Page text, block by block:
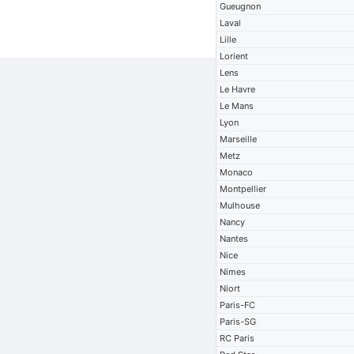
Gueugnon
Laval
Lille
Lorient
Lens
Le Havre
Le Mans
Lyon
Marseille
Metz
Monaco
Montpellier
Mulhouse
Nancy
Nantes
Nice
Nimes
Niort
Paris-FC
Paris-SG
RC Paris